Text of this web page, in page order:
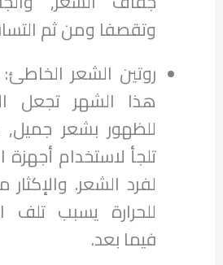
وتقصفا ومن ثم
روتين الشعر
هذا الشهر تجعل
للظهور بشعر
تلجأ لاستخدام أجهزة
لفرد الشعر.
للحرارة يسبب تلف
فيما بعد.